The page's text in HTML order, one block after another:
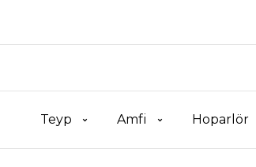
Teyp Amfi Hoparlör